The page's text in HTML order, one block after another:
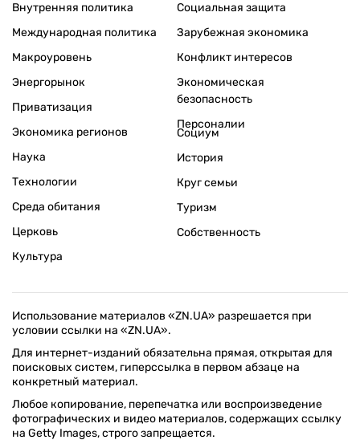
Внутренняя политика
Международная политика
Макроуровень
Энергорынок
Приватизация
Экономика регионов
Социальная защита
Зарубежная экономика
Конфликт интересов
Экономическая
безопасность
Персоналии
Наука
Технологии
Среда обитания
Церковь
Культура
Социум
История
Круг семьи
Туризм
Собственность
Использование материалов «ZN.UA» разрешается при
условии ссылки на «ZN.UA».
Для интернет-изданий обязательна прямая, открытая для
поисковых систем, гиперссылка в первом абзаце на
конкретный материал.
Любое копирование, перепечатка или воспроизведение
фотографических и видео материалов, содержащих ссылку
на Getty Images, строго запрещается.